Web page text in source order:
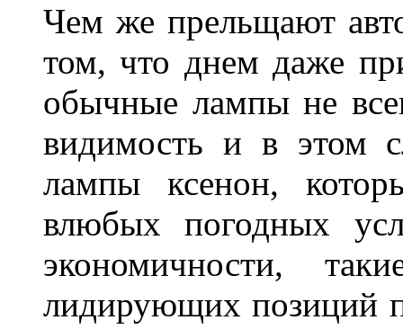
Чем же прельщают
том, что днем даже
обычные лампы не
видимость и в этом
лампы ксенон,
влюбых погодных
экономичности,
лидирующих позиций